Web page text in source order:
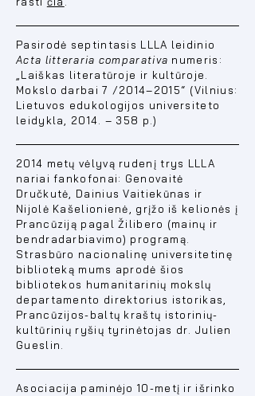
Pasirodė septintasis LLLA leidinio
Acta litteraria comparativa numeris:
„Laiškas literatūroje ir kultūroje.
Mokslo darbai 7 /2014–2015“ (Vilnius:
Lietuvos edukologijos universiteto
leidykla, 2014. – 358 p.)
2014 metų vėlyvą rudenį trys LLLA
nariai fankofonai: Genovaitė
Dručkutė, Dainius Vaitiekūnas ir
Nijolė Kašelionienė, grįžo iš kelionės į
Prancūziją pagal Žilibero (mainų ir
bendradarbiavimo) programą.
Strasbūro nacionalinę universitetinę
biblioteką mums aprodė šios
bibliotekos humanitarinių mokslų
departamento direktorius istorikas,
Prancūzijos-baltų kraštų istorinių-
kultūrinių ryšių tyrinėtojas dr. Julien
Gueslin.
Asociacija paminėjo 10-metį ir išrinko